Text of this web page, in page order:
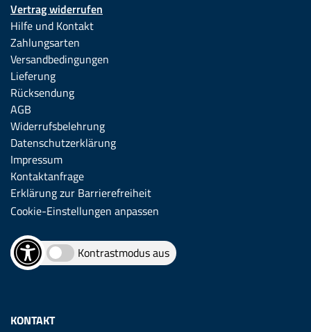
Vertrag widerrufen
Hilfe und Kontakt
Zahlungsarten
Versandbedingungen
Lieferung
Rücksendung
AGB
Widerrufsbelehrung
Datenschutzerklärung
Impressum
Kontaktanfrage
Erklärung zur Barrierefreiheit
Cookie-Einstellungen anpassen
Kontrastmodus aus
KONTAKT